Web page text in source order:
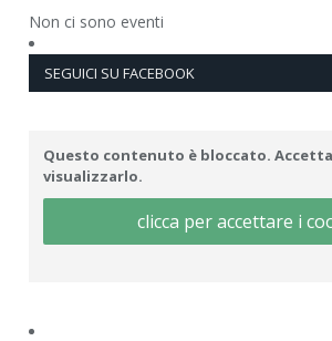
Non ci sono eventi
SEGUICI SU FACEBOOK
Questo contenuto è bloccato.
visualizzarlo.
clicca per accettare i